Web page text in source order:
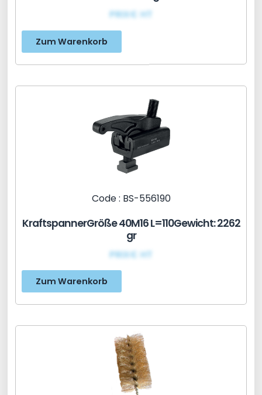
PRIX€ HT
Zum Warenkorb
Code : BS-556190
KraftspannerGröße 40M16 L=110Gewicht: 2262
gr
PRIX€ HT
Zum Warenkorb